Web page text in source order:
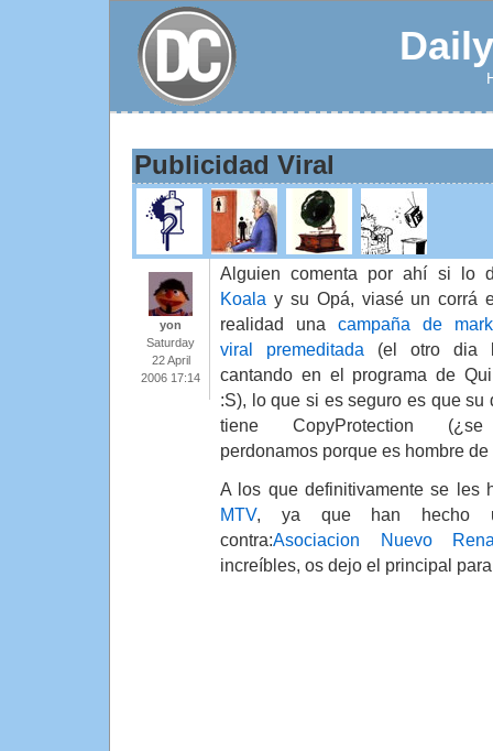
Publicidad Viral
yon
Saturday
22 April
2006 17:14
Alguien comenta por ahí si lo
Koala y su Opá, viasé un corrá
realidad una campaña de
viral premeditada (el otro dia
cantando en el programa de
:S), lo que si es seguro es que su
tiene CopyProtection
perdonamos porque es hombre
A los que definitivamente se
MTV, ya que han hecho
contra:Asociacion Nuevo
increíbles, os dejo el principal